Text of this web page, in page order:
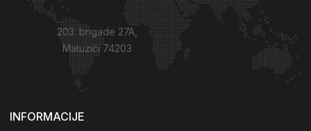
203. brigade 27A,
Matuzići 74203
Kako do nas?
INFORMACIJE